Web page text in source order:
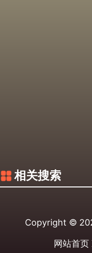
相关搜索
Copyright ©
网站首页